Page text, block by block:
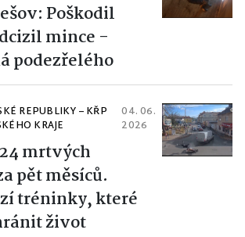
Poškodil
mince -
podezřelého
REPUBLIKY – KŘP
KRAJE
04. 06.
2026
24 mrtvých
pět měsíců.
tréninky, které
život